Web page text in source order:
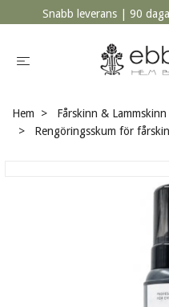
Snabb leverans | 90
Hem Fårskinn & Lammskinn
Rengöringsskum för